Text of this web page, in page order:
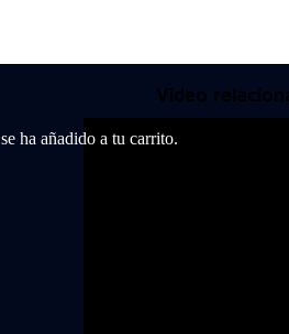
se ha añadido a tu carrito.
Video